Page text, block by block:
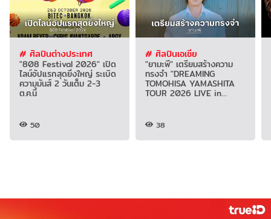
# ศิลปินต่างประเทศ
"808 Festival 2026" เปิด
ไลน์อัปแรกสุดยิ่งใหญ่ ระเบิด
ความมันส์ 2 วันเต็ม 2-3
ต.ค.นี้
50
# ศิลปินเอเชีย
"ยามะพี" เตรียมสร้างความ
ทรงจำ "DREAMING
TOMOHISA YAMASHITA
TOUR 2026 LIVE in
38